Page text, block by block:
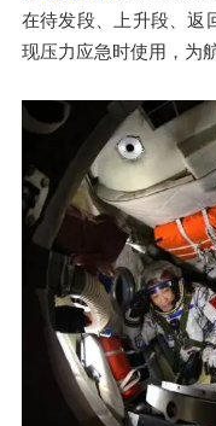
在待发段、上升段、返
现压力应急时使用，为